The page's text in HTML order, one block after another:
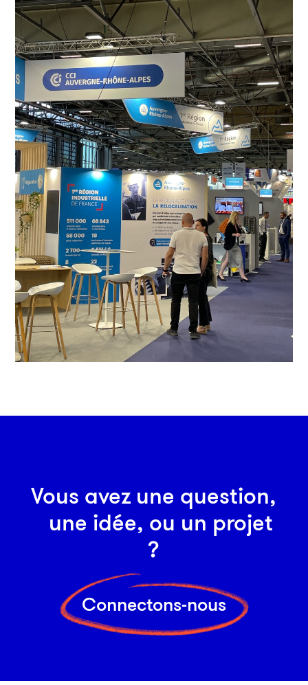
Vous avez une question,
une idée, ou un projet
?
Connectons-nous